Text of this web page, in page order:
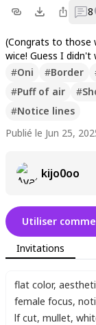
8
(Congrats to those
wice! Guess I didn't
ts everyone and
#Oni #Border
#Puff of air #
#Notice lines
Publié le Jun 25,
kijo0oo
Utiliser
Invitations
flat color,
female focus,
lf cut, mullet,